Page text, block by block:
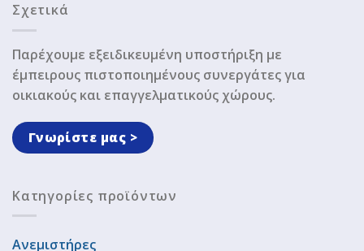
Σχετικά
Παρέχουμε εξειδικευμένη υποστήριξη με
έμπειρους πιστοποιημένους συνεργάτες για
οικιακούς και επαγγελματικούς χώρους.
Γνωρίστε μας >
Κατηγορίες προϊόντων
Ανεμιστήρες